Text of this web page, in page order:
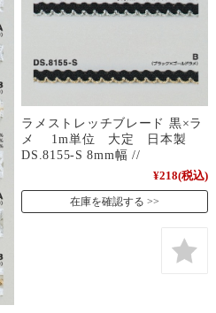
ラメストレッチブレード 黒×ラ
メ 1m単位 大定 日本製
DS.8155-S 8mm幅 //
¥218(税込)
在庫を確認する